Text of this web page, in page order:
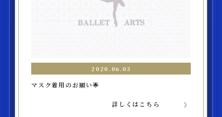
2020.06.03
マスク着用のお願い🌟
詳しくはこちら